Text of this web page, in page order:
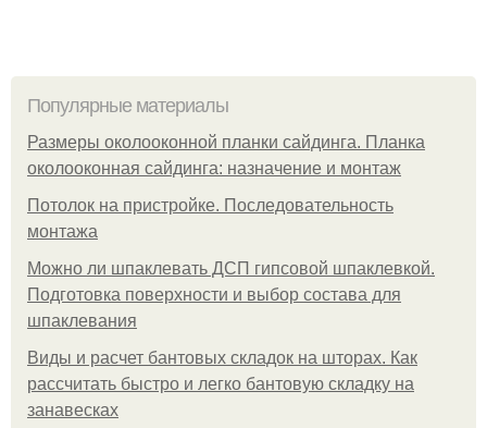
Популярные материалы
Размеры околооконной планки сайдинга. Планка
околооконная сайдинга: назначение и монтаж
Потолок на пристройке. Последовательность
монтажа
Можно ли шпаклевать ДСП гипсовой шпаклевкой.
Подготовка поверхности и выбор состава для
шпаклевания
Виды и расчет бантовых складок на шторах. Как
рассчитать быстро и легко бантовую складку на
занавесках